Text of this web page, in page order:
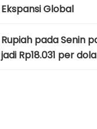
Ekspansi Global
Rupiah pada Senin
jadi Rp18.031 per